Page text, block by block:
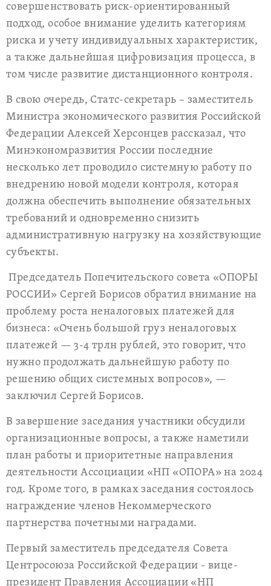
совершенствовать риск-ориентированный
подход, особое внимание уделить категориям
риска и учету индивидуальных характеристик,
а также дальнейшая цифровизация процесса, в
том числе развитие дистанционного контроля.
В свою очередь, Статс-секретарь – заместитель
Министра экономического развития Российской
Федерации Алексей Херсонцев рассказал, что
Минэкономразвития России последние
несколько лет проводило системную работу по
внедрению новой модели контроля, которая
должна обеспечить выполнение обязательных
требований и одновременно снизить
административную нагрузку на хозяйствующие
субъекты.
Председатель Попечительского совета «ОПОРЫ
РОССИИ» Сергей Борисов обратил внимание на
проблему роста неналоговых платежей для
бизнеса: «Очень большой груз неналоговых
платежей — 3-4 трлн рублей, это говорит, что
нужно продолжать дальнейшую работу по
решению общих системных вопросов», —
заключил Сергей Борисов.
В завершение заседания участники обсудили
организационные вопросы, а также наметили
план работы и приоритетные направления
деятельности Ассоциации «НП «ОПОРА» на 2024
год. Кроме того, в рамках заседания состоялось
награждение членов Некоммерческого
партнерства почетными наградами.
Первый заместитель председателя Совета
Центросоюза Российской Федерации - вице-
президент Правления Ассоциации «НП